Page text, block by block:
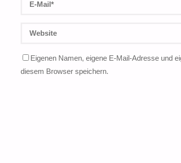
Eigenen Namen, eigene E-Mail-Adresse und
diesem Browser speichern.